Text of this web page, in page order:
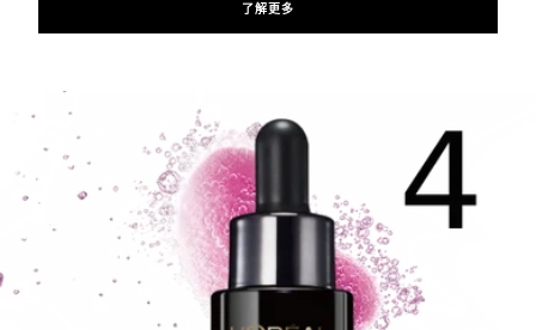
了解更多